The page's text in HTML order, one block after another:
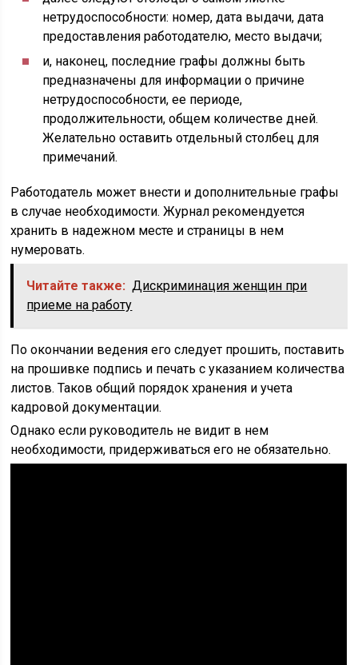
нетрудоспособности: номер, дата выдачи, дата
предоставления работодателю, место выдачи;
и, наконец, последние графы должны быть
предназначены для информации о причине
нетрудоспособности, ее периоде,
продолжительности, общем количестве дней.
Желательно оставить отдельный столбец для
примечаний.
Работодатель может внести и дополнительные графы
в случае необходимости. Журнал рекомендуется
хранить в надежном месте и страницы в нем
нумеровать.
Читайте также: Дискриминация женщин при
приеме на работу
По окончании ведения его следует прошить, поставить
на прошивке подпись и печать с указанием количества
листов. Таков общий порядок хранения и учета
кадровой документации.
Однако если руководитель не видит в нем
необходимости, придерживаться его не обязательно.